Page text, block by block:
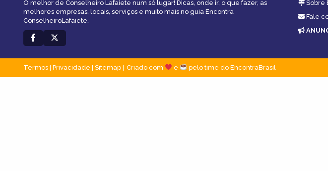
O melhor de Conselheiro Lafaiete num só lugar! Dicas, onde ir, o que fazer, as
melhores empresas, locais, serviços e muito mais no guia Encontra
ConselheiroLafaiete.
Sobre
Fale
Termos | Privacidade | Sitemap Criado com e pelo time do EncontraBrasil